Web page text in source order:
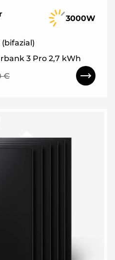
3000W
3 Pro 2,7 kWh
€